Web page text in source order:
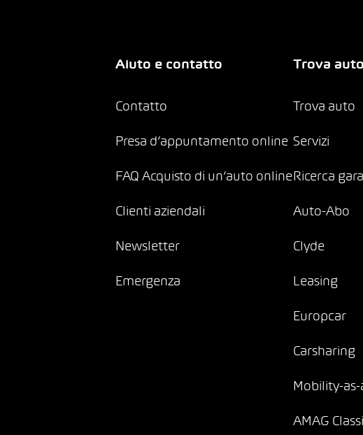
Aiuto e contatto
Contatto
Presa d’appuntamento online
FAQ Acquisto di un’auto online
Clienti aziendali
Newsletter
Emergenza
Trova
Trova auto
Servizi
Ricerca
Auto-Abo
Clyde
Leasing
Europcar
Carsharing
Mobility-as-
AMAG